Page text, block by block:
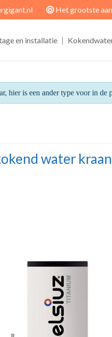
Het grootste
en installatie |
hier is een ander type voor in de
water